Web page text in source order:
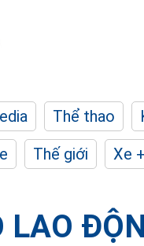
Thể thao
Thế giới Xe +
LAO